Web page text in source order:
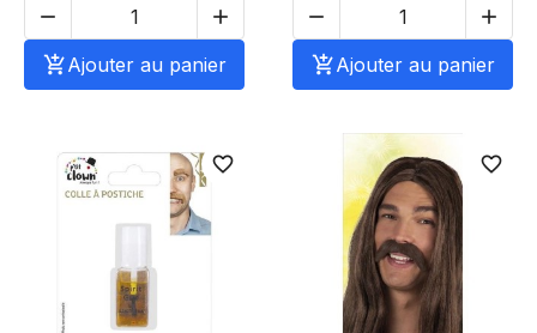


Ajouter au panier


Ajouter au panier
favorite_border favorite_border